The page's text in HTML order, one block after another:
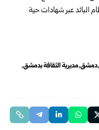
دمشق مديرية الثقافة بدمشق